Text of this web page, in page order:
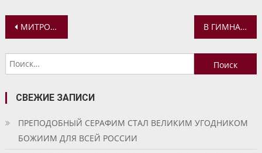
Навигация
по
записям
МИТРОПОЛИТ ВАДИМ СОВЕРШИЛ ВСЕНОЩНОЕ БДЕНИЕ В КАНУН ПРАЗДНИКА КРЕСТОВОЗДВИЖЕНИЯ В ГИМНАЗИИ ПРОШЛА ЛИТЕРАТУРНО-МУЗЫКАЛЬНАЯ КОМПОЗИЦИЯ «ЧЕСТНЫЙ КРЕСТ ГОСПОДЕНЬ»
Найти:
СВЕЖИЕ ЗАПИСИ
ПРЕПОДОБНЫЙ СЕРАФИМ СТАЛ ВЕЛИКИМ УГОДНИКОМ
БОЖИИМ ДЛЯ ВСЕЙ РОССИИ